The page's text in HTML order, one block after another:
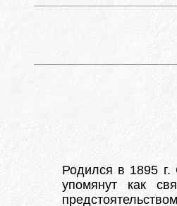
Родился в 1895 г.
упомянут как